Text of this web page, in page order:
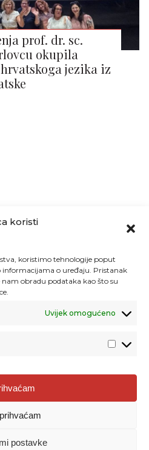
koristi
koristimo tehnologije poput
o uređaju. Pristanak
obradu podataka kao što su
Uvijek omogućeno
postavke
prof. dr. sc.
okupila
jezika iz
je uz navođenje izvora.